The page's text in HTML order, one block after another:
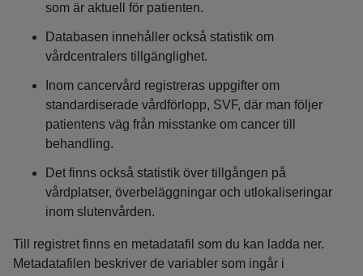
som är aktuell för patienten.
Databasen innehåller också statistik om
vårdcentralers tillgänglighet.
Inom cancervård registreras uppgifter om
standardiserade vårdförlopp, SVF, där man följer
patientens väg från misstanke om cancer till
behandling.
Det finns också statistik över tillgången på
vårdplatser, överbeläggningar och utlokaliseringar
inom slutenvården.
Till registret finns en metadatafil som du kan ladda ner.
Metadatafilen beskriver de variabler som ingår i